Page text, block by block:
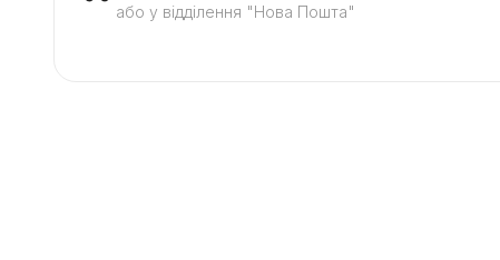
або у відділення "Нова Пошта"